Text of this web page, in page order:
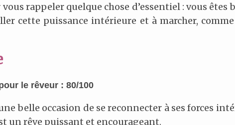
rappeler quelque chose d’essentiel : vous êtes
cette puissance intérieure et à marcher,
le rêveur : 80/100
belle occasion de se reconnecter à ses forces
un rêve puissant et encourageant.